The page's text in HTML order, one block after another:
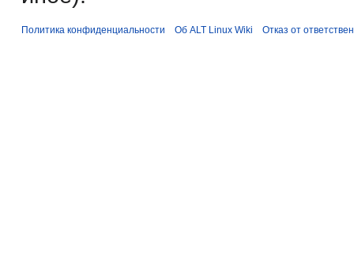
Политика конфиденциальности Об ALT Linux Wiki Отказ от